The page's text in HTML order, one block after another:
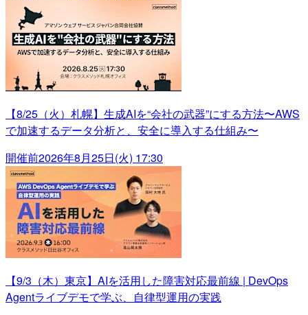
【8/25（火）札幌】生成AIを“会社の武器”にする方法〜AWS
で加速するデータ分析と、安全に導入する仕組み〜
開催前2026年8月25日(火) 17:30
【9/3（木）東京】AIを活用した障害対応最前線 | DevOps
Agentライブデモで学ぶ、自律型運用の実践